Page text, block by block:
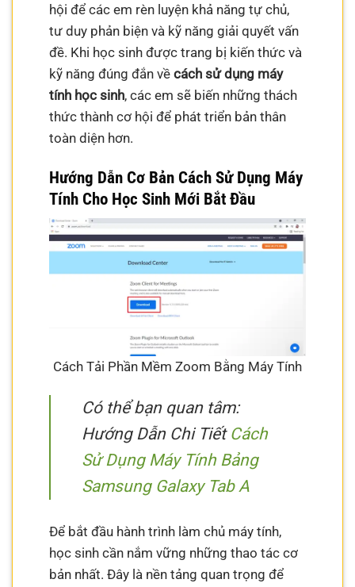
hội để các em rèn luyện khả năng tự chủ,
tư duy phản biện và kỹ năng giải quyết vấn
đề. Khi học sinh được trang bị kiến thức và
kỹ năng đúng đắn vềcách sử dụng máy
tính học sinh, các em sẽ biến những thách
thức thành cơ hội để phát triển bản thân
toàn diện hơn.
Hướng Dẫn Cơ Bản Cách Sử Dụng Máy
Tính Cho Học Sinh Mới Bắt Đầu
Cách Tải Phần Mềm Zoom Bằng Máy Tính
Có thể bạn quan tâm:
Hướng Dẫn Chi Tiết Cách
Sử Dụng Máy Tính Bảng
Samsung Galaxy Tab A
Để bắt đầu hành trình làm chủ máy tính,
học sinh cần nắm vững những thao tác cơ
bản nhất. Đây là nền tảng quan trọng để